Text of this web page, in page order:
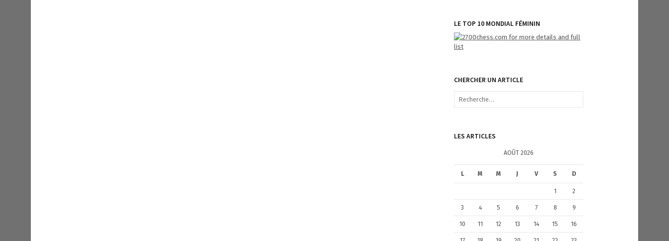
LE TOP 10 MONDIAL FÉMININ
CHERCHER UN ARTICLE
R
r
:
LES ARTICLES
AOÛT 2026
L M M J V S D
1 2
3 4 5 6 7 8 9
10 11 12 13 14 15 16